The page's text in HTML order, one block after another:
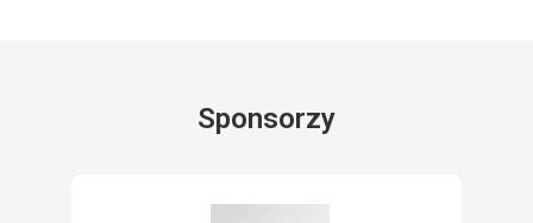
Sponsorzy